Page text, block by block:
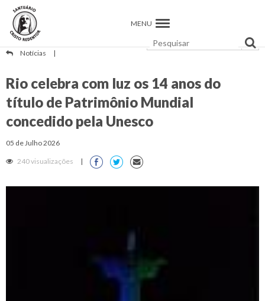
MENU
Notícias |
Rio celebra com luz os 14 anos do
título de Patrimônio Mundial
concedido pela Unesco
05 de Julho 2026
240 visualizações |